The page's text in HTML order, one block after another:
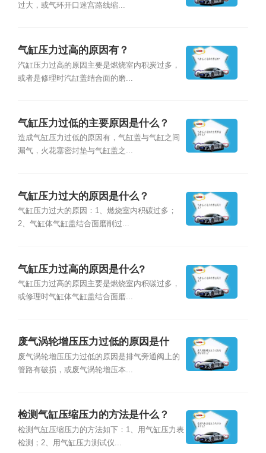
过大，或气环开口迷宫路线缩...
气缸压力过高的原因有？
汽缸压力过高的原因主要是燃烧室内积炭过多，
或者是修理时汽缸盖结合面的磨...
气缸压力过低的主要原因是什么？
造成气缸压力过低的原因有，气缸盖与气缸之间
漏气，火花塞密封垫与气缸盖之...
气缸压力过大的原因是什么？
气缸压力过大的原因：1、燃烧室内积碳过多；
2、气缸体气缸盖结合面磨削过...
气缸压力过高的原因是什么?
气缸压力过高的原因主要是燃烧室内积碳过多，
或修理时气缸体气缸盖结合面磨...
废气涡轮增压压力过低的原因是什
么？
废气涡轮增压压力过低的原因是排气旁通阀上的
管路有破损，或废气涡轮增压本...
检测气缸压缩压力的方法是什么？
检测气缸压缩压力的方法如下：1、用气缸压力表
检测；2、用气缸压力测试仪...